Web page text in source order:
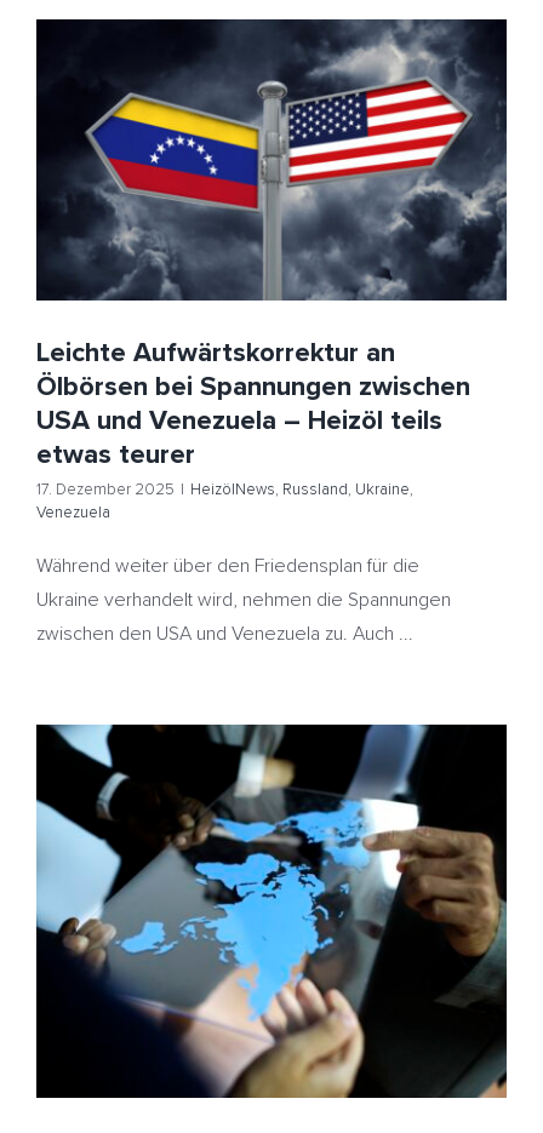
Leichte Aufwärtskorrektur an Ölbörsen bei
Spannungen zwischen USA und Venezuela – Heizöl
teils etwas teurer
HeizölNews Russland Ukraine Venezuela
Leichte Aufwärtskorrektur an
Ölbörsen bei Spannungen zwischen
USA und Venezuela – Heizöl teils
etwas teurer
17. Dezember 2025 | HeizölNews, Russland, Ukraine,
Venezuela
Während weiter über den Friedensplan für die
Ukraine verhandelt wird, nehmen die Spannungen
zwischen den USA und Venezuela zu. Auch ...
Ölpreise sinken – Ukraine will weiter an
Friedensabkommen arbeiten – Heizöl günstiger
HeizölNews Russland Ukraine Venezuela